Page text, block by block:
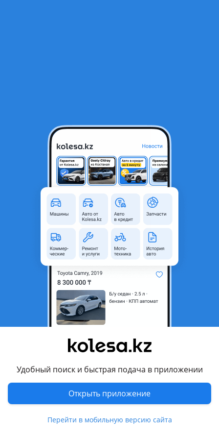
Удобный поиск и быстрая подача в приложении
Открыть приложение
Перейти в мобильную версию сайта
Двигатель на форд АКПП мкпп
Алматы, Алматинская
область
Б/y
Оригинальность
Оригинал
Возможна рассрочка или
Да
Подходит на авто
поколение
Ford Focus
2011 - 2015 3 поколение, 2008 - 2011 2 поколение
поколение рестайлинг, 1998 - 2001 1 поколение
Показать больше